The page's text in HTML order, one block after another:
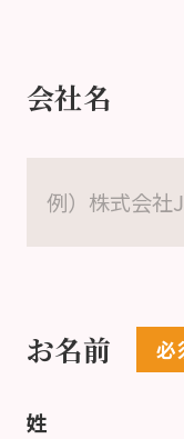
会社名
お名前
姓